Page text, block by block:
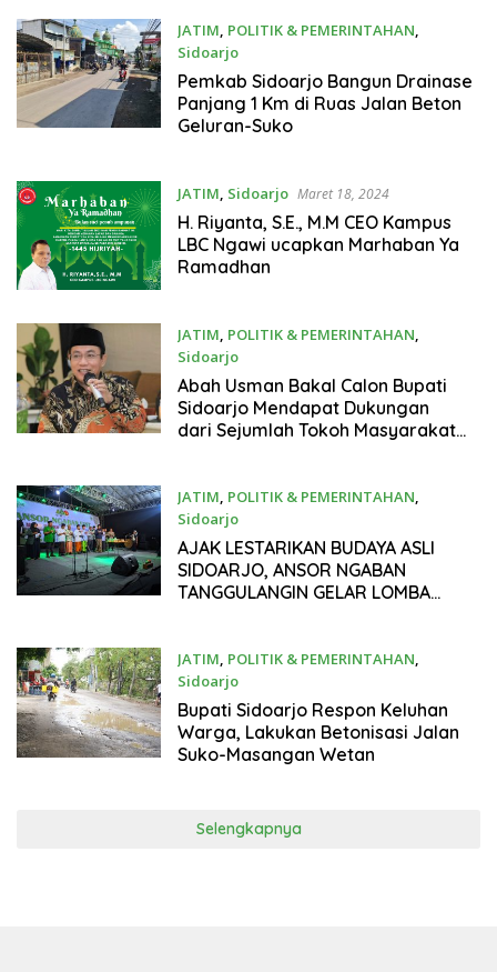
JATIM, POLITIK & PEMERINTAHAN,
Sidoarjo
Maret 26, 2024
Pemkab Sidoarjo Bangun Drainase
Panjang 1 Km di Ruas Jalan Beton
Geluran-Suko
JATIM, Sidoarjo Maret 18, 2024
H. Riyanta, S.E., M.M CEO Kampus
LBC Ngawi ucapkan Marhaban Ya
Ramadhan
JATIM, POLITIK & PEMERINTAHAN,
Sidoarjo
Maret 18, 2024
Abah Usman Bakal Calon Bupati
Sidoarjo Mendapat Dukungan
dari Sejumlah Tokoh Masyarakat
JATIM, POLITIK & PEMERINTAHAN,
Sidoarjo
Maret 16, 2024
AJAK LESTARIKAN BUDAYA ASLI
SIDOARJO, ANSOR NGABAN
TANGGULANGIN GELAR LOMBA
JATIM, POLITIK & PEMERINTAHAN,
Sidoarjo
Maret 13, 2024
Bupati Sidoarjo Respon Keluhan
Warga, Lakukan Betonisasi Jalan
Suko-Masangan Wetan
Selengkapnya